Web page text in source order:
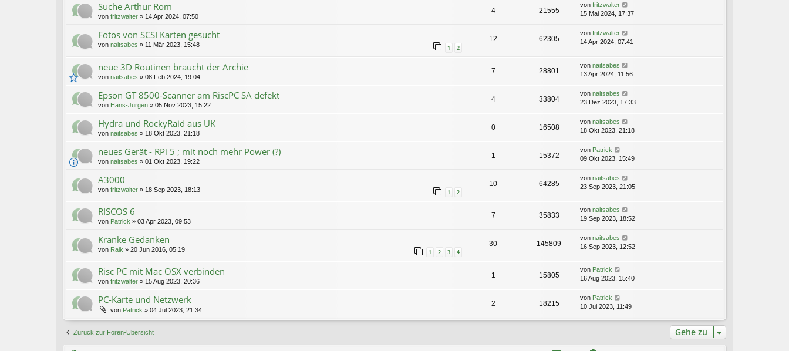
Suche Arthur Rom
von fritzwalter » 14 Apr 2024, 07:50
4 21555
von fritzwalter
15 Mai 2024, 17:37
Fotos von SCSI Karten gesucht
von naitsabes » 11 Mär 2023, 15:48 1 2
12 62305
von fritzwalter
14 Apr 2024, 07:41
neue 3D Routinen braucht der Archie
von naitsabes » 08 Feb 2024, 19:04
7 28801
von naitsabes
13 Apr 2024, 11:56
Epson GT 8500-Scanner am RiscPC SA defekt
von Hans-Jürgen » 05 Nov 2023, 15:22
4 33804
von naitsabes
23 Dez 2023, 17:33
Hydra und RockyRaid aus UK
von naitsabes » 18 Okt 2023, 21:18
0 16508
von naitsabes
18 Okt 2023, 21:18
neues Gerät - RPi 5 ; mit noch mehr Power (?)
von naitsabes » 01 Okt 2023, 19:22
1 15372
von Patrick
09 Okt 2023, 15:49
A3000
von fritzwalter » 18 Sep 2023, 18:13 1 2
10 64285
von naitsabes
23 Sep 2023, 21:05
RISCOS 6
von Patrick » 03 Apr 2023, 09:53
7 35833
von naitsabes
19 Sep 2023, 18:52
Kranke Gedanken
von Raik » 20 Jun 2016, 05:19 1 2 3 4
30 145809
von naitsabes
16 Sep 2023, 12:52
Risc PC mit Mac OSX verbinden
von fritzwalter » 15 Aug 2023, 20:36
1 15805
von Patrick
16 Aug 2023, 15:40
PC-Karte und Netzwerk
von Patrick » 04 Jul 2023, 21:34
2 18215
von Patrick
10 Jul 2023, 11:49
Zurück zur Foren-Übersicht Gehe zu